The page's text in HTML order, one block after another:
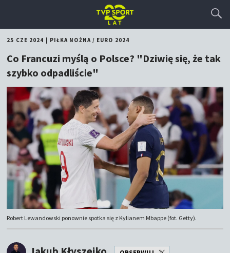
25 CZE 2024 PIŁKA NOŻNA/ EURO 2024
Co Francuzi myślą o Polsce? "Dziwię się, że tak
szybko odpadliście"
Robert Lewandowski ponownie spotka się z Kylianem Mbappe (fot. Getty).